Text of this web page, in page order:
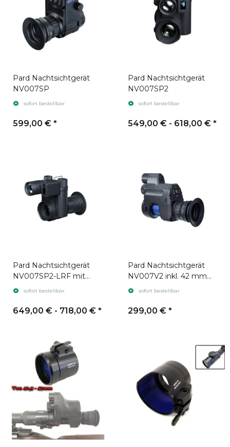
Pard Nachtsichtgerät
NV007SP
sofort bestellbar
599,00 € *
Pard Nachtsichtgerät
NV007SP2
sofort bestellbar
549,00 € - 618,00 € *
Pard Nachtsichtgerät
NV007SP2-LRF mit
Laser-sofort bestellbar
649,00 € - 718,00 € *
Pard Nachtsichtgerät
NV007V2 inkl. 42 mm
Montageadapter
sofort bestellbar
299,00 € *